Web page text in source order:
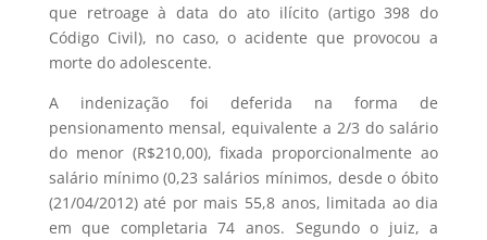
que retroage à data do ato ilícito (artigo 398 do
Código Civil), no caso, o acidente que provocou a
morte do adolescente.
A indenização foi deferida na forma de
pensionamento mensal, equivalente a 2/3 do salário
do menor (R$210,00), fixada proporcionalmente ao
salário mínimo (0,23 salários mínimos, desde o óbito
(21/04/2012) até por mais 55,8 anos, limitada ao dia
em que completaria 74 anos. Segundo o juiz, a